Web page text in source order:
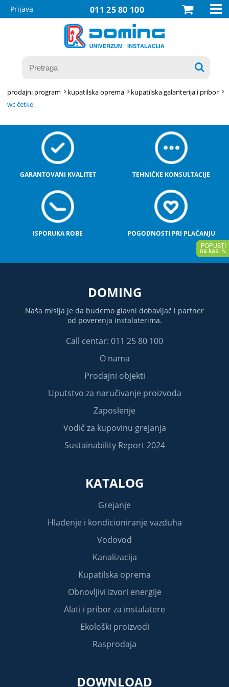
011 25 80 100
Prijava 

prodajni program kupatilska oprema
kupatilska galanterija i pribor
wc četke
GARANTOVANI KVALITET TEHNIČKE KONSULTACIJE
ISPORUKA ROBE POGODNOSTI PRI PLAĆANJU
DOMING
Naša misija je da budemo glavni dobavljač i partner
od poverenja instalaterima.
Call centar: 011 25 80 100
O nama
Prodajni objekti
Uputstvo za naručivanje proizvoda
Zaposlenje
Vodič za kupovinu grejanja
Sustainability Report 2024
KATALOG
Grejanje
Hlađenje i kondicioniranje vazduha
Vodovod
Kanalizacija
Kupatilska oprema
Obnovljivi izvori energije
Alati i pribor za instalatere
Ekološki proizvodi
Rasprodaja
DOWNLOAD